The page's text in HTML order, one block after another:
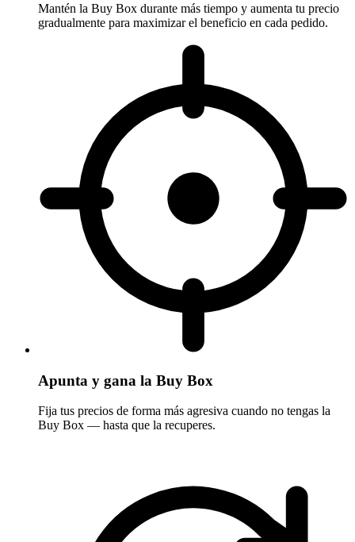
Mantén la Buy Box durante más tiempo y aumenta tu precio
gradualmente para maximizar el beneficio en cada pedido.
Apunta y gana la Buy Box
Fija tus precios de forma más agresiva cuando no tengas la
Buy Box — hasta que la recuperes.